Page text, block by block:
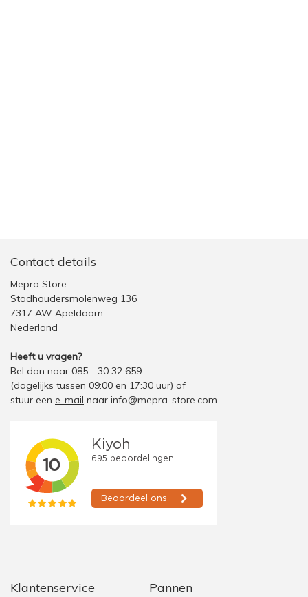
Contact details
Mepra Store
Stadhoudersmolenweg 136
7317 AW Apeldoorn
Nederland
Heeft u vragen?
Bel dan naar 085 - 30 32 659
(dagelijks tussen 09:00 en 17:30 uur) of
stuur een e-mail naar info@mepra-store.com.
Klantenservice Pannen